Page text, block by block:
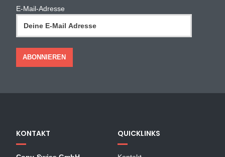
E-Mail-Adresse
KONTAKT QUICKLINKS